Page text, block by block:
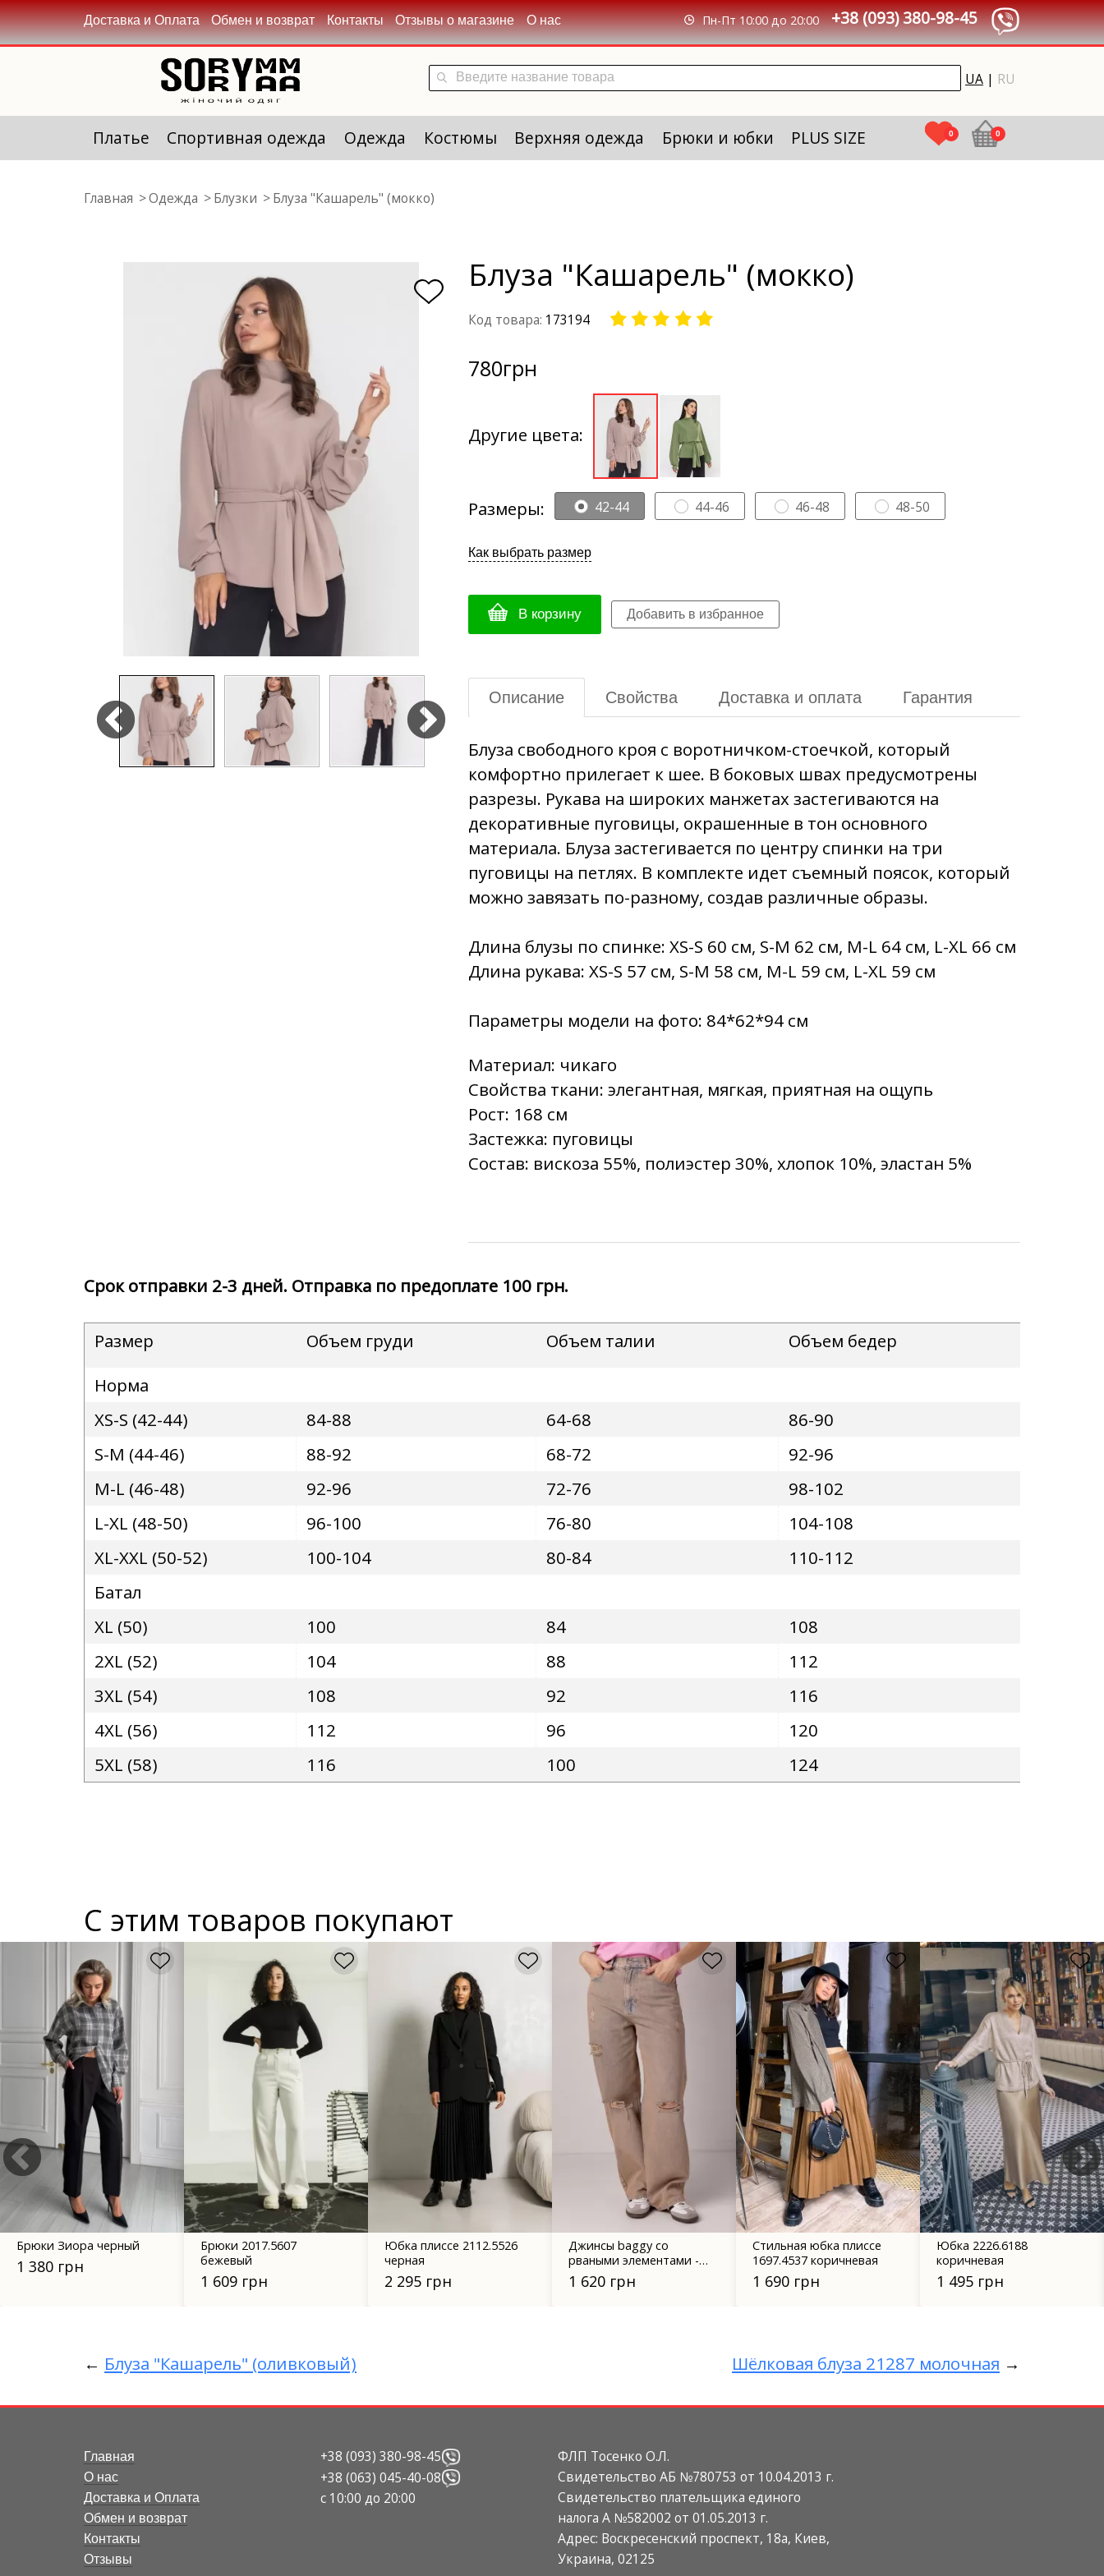
Доставка и Оплата Обмен и возврат Контакты Отзывы о магазине О нас +38 (093) 380-98-45
Пн-Пт 10:00 до 20:00
UA | RU
Платье Спортивная одежда Одежда Костюмы Верхняя одежда Брюки и юбки PLUS SIZE 0 0
Главная Одежда Блузки Блуза "Кашарель" (мокко)
Блуза "Кашарель" (мокко)
Код товара: 173194
780грн
Другие цвета:
Размеры: 42-44 44-46 46-48 48-50
Как выбрать размер
В корзину
Описание Свойства Доставка и оплата Гарантия
Блуза свободного кроя с воротничком-стоечкой, который
комфортно прилегает к шее. В боковых швах предусмотрены
разрезы. Рукава на широких манжетах застегиваются на
декоративные пуговицы, окрашенные в тон основного
материала. Блуза застегивается по центру спинки на три
пуговицы на петлях. В комплекте идет съемный поясок, который
можно завязать по-разному, создав различные образы.
Длина блузы по спинке: XS-S 60 см, S-M 62 см, M-L 64 см, L-XL 66 см
Длина рукава: XS-S 57 см, S-M 58 см, M-L 59 см, L-XL 59 см
Параметры модели на фото: 84*62*94 см
Материал: чикаго
Свойства ткани: элегантная, мягкая, приятная на ощупь
Рост: 168 см
Застежка: пуговицы
Состав: вискоза 55%, полиэстер 30%, хлопок 10%, эластан 5%
Срок отправки 2-3 дней. Отправка по предоплате 100 грн.
Размер Объем груди Объем талии Объем бедер
Норма
XS-S (42-44) 84-88 64-68
86-90
S-M (44-46) 88-92 68-72
92-96
M-L (46-48) 92-96 72-76
98-102
L-XL (48-50) 96-100 76-80
104-108
XL-XXL (50-52) 100-104 80-84
110-112
Батал
XL (50) 100 84
108
2XL (52) 104 88
112
3XL (54) 108 92
116
4XL (56) 112 96
120
5XL (58) 116 100 124
С этим товаров покупают
Брюки Зиора черный
1 380 грн
Брюки 2017.5607
бежевый
1 609 грн
Юбка плиссе 2112.5526
черная
2 295 грн
Джинсы baggy со
рваными элементами -
03259 кофейные
1 620 грн
Стильная юбка плиссе
1697.4537 коричневая
1 690 грн
Юбка 2226.6188
коричневая
1 495 грн
← Блуза "Кашарель" (оливковый) Шёлковая блуза 21287 молочная →
Главная
О нас
Доставка и Оплата
Обмен и возврат
Контакты
Отзывы
+38 (093) 380-98-45
+38 (063) 045-40-08
с 10:00 до 20:00
ФЛП Тосенко О.Л.
Свидетельство АБ №780753 от 10.04.2013 г.
Свидетельство плательщика единого
налога А №582002 от 01.05.2013 г.
Адрес: Воскресенский проспект, 18а, Киев,
Украина, 02125